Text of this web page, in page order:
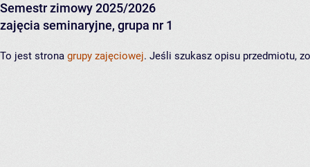
Semestr zimowy 2025/2026
zajęcia seminaryjne, grupa nr 1
To jest strona grupy zajęciowej. Jeśli szukasz opisu przedmiotu,